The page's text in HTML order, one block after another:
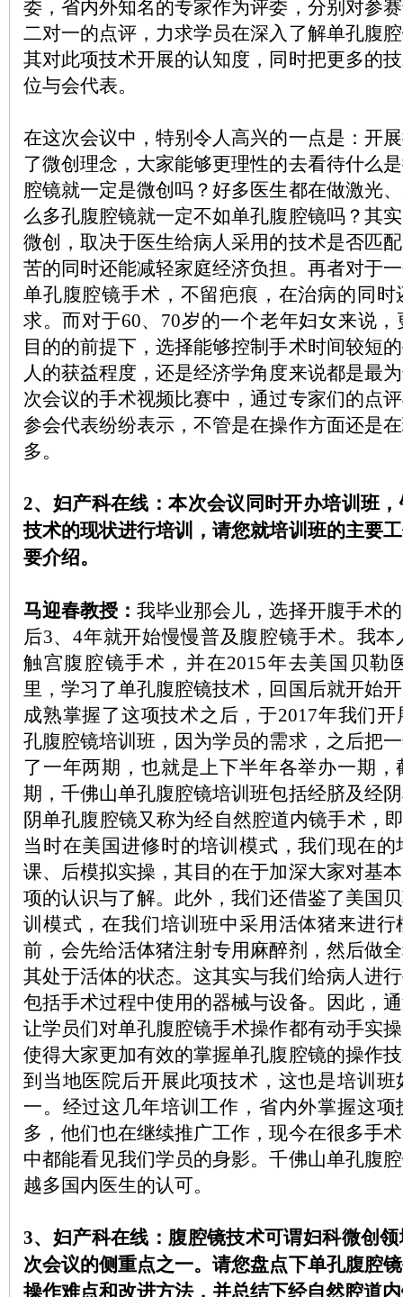
委，省内外知名的专家作为评委，分别对参
二对一的点评，力求学员在深入了解单孔腹
其对此项技术开展的认知度，同时把更多的
位与会代表。
在这次会议中，特别令人高兴的一点是：开
了微创理念，大家能够更理性的去看待什么
腔镜就一定是微创吗？好多医生都在做激光
么多孔腹腔镜就一定不如单孔腹腔镜吗？其
微创，取决于医生给病人采用的技术是否匹
苦的同时还能减轻家庭经济负担。再者对于
单孔腹腔镜手术，不留疤痕，在治病的同
求。而对于60、70岁的一个老年妇女来说
目的的前提下，选择能够控制手术时间较短
人的获益程度，还是经济学角度来说都是最
次会议的手术视频比赛中，通过专家们的点
参会代表纷纷表示，不管是在操作方面还是
多。
2、妇产科在线：本次会议同时开办培训班
技术的现状进行培训，请您就培训班的主要
要介绍。
马迎春教授：我毕业那会儿，选择开腹手术
后3、4年就开始慢慢普及腹腔镜手术。我本
触宫腹腔镜手术，并在2015年去美国贝勒
里，学习了单孔腹腔镜技术，回国后就开始
成熟掌握了这项技术之后，于2017年我们
孔腹腔镜培训班，因为学员的需求，之后把
了一年两期，也就是上下半年各举办一期
期，千佛山单孔腹腔镜培训班包括经脐及经
阴单孔腹腔镜又称为经自然腔道内镜手术，
当时在美国进修时的培训模式，我们现在
课、后模拟实操，其目的在于加深大家对基
项的认识与了解。此外，我们还借鉴了美国
训模式，在我们培训班中采用活体猪来进
前，会先给活体猪注射专用麻醉剂，然后做
其处于活体的状态。这其实与我们给病人进
包括手术过程中使用的器械与设备。因此，
让学员们对单孔腹腔镜手术操作都有动手实
使得大家更加有效的掌握单孔腹腔镜的操作
到当地医院后开展此项技术，这也是培训
一。经过这几年培训工作，省内外掌握这
多，他们也在继续推广工作，现今在很多手
中都能看见我们学员的身影。千佛山单孔腹
越多国内医生的认可。
3、妇产科在线：腹腔镜技术可谓妇科微创
次会议的侧重点之一。请您盘点下单孔腹腔
操作难点和改进方法，并总结下经自然腔道